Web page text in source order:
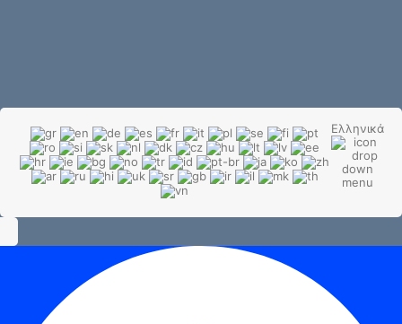
Ελληνικά